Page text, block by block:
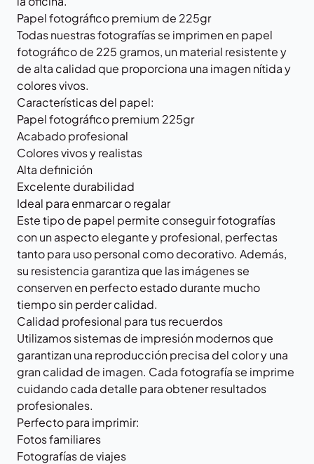
Papel fotográfico premium de 225gr
Todas nuestras fotografías se imprimen en papel
fotográfico de 225 gramos, un material resistente y
de alta calidad que proporciona una imagen nítida y
colores vivos.
Características del papel:
Papel fotográfico premium 225gr
Acabado profesional
Colores vivos y realistas
Alta definición
Excelente durabilidad
Ideal para enmarcar o regalar
Este tipo de papel permite conseguir fotografías
con un aspecto elegante y profesional, perfectas
tanto para uso personal como decorativo. Además,
su resistencia garantiza que las imágenes se
conserven en perfecto estado durante mucho
tiempo sin perder calidad.
Calidad profesional para tus recuerdos
Utilizamos sistemas de impresión modernos que
garantizan una reproducción precisa del color y una
gran calidad de imagen. Cada fotografía se imprime
cuidando cada detalle para obtener resultados
profesionales.
Perfecto para imprimir:
Fotos familiares
Fotografías de viajes